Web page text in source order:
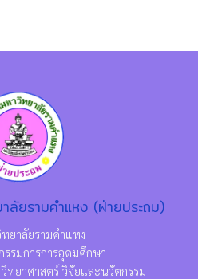
ลัยรามคำแหง (ฝ่ายประถม)
ยาลัยรามคำแหง
รมการการอุดมศึกษา
ทยาศาสตร์ วิจัยและนวัตกรรม